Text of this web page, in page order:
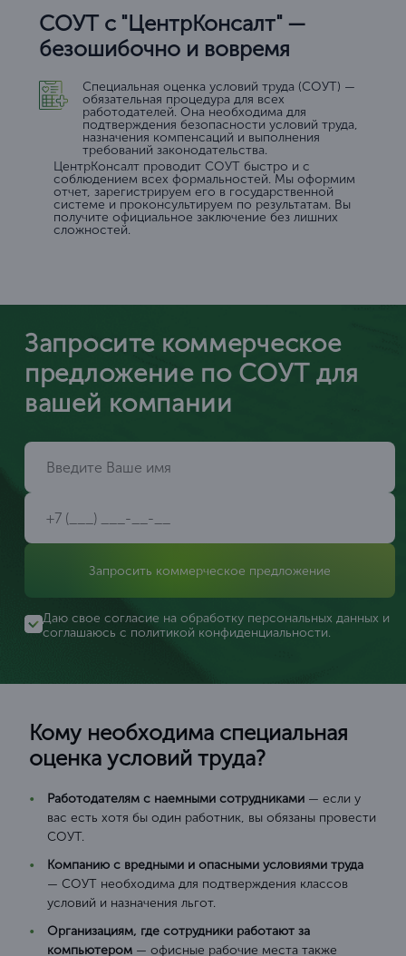
СОУТ с "ЦентрКонсалт" —
безошибочно и вовремя
Специальная оценка условий труда (СОУТ) —
обязательная процедура для всех
работодателей. Она необходима для
подтверждения безопасности условий труда,
назначения компенсаций и выполнения
требований законодательства.
ЦентрКонсалт проводит СОУТ быстро и с
соблюдением всех формальностей. Мы оформим
отчет, зарегистрируем его в государственной
системе и проконсультируем по результатам. Вы
получите официальное заключение без лишних
сложностей.
Запросите коммерческое
предложение по СОУТ для
вашей компании
Запросить коммерческое предложение
Даю свое согласие на обработку персональных данных и
соглашаюсь с политикой конфиденциальности.
Кому необходима специальная
оценка условий труда?
Работодателям с наемными сотрудниками — если у
вас есть хотя бы один работник, вы обязаны провести
СОУТ.
Компанию с вредными и опасными условиями труда
— СОУТ необходима для подтверждения классов
условий и назначения льгот.
Организациям, где сотрудники работают за
компьютером — офисные рабочие места также